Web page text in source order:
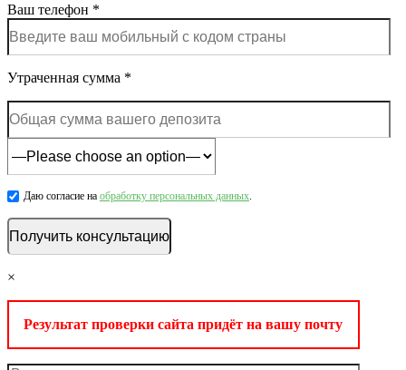
Ваш телефон *
Утраченная сумма *
Даю согласие на обработку персональных данных.
×
Результат проверки сайта придёт на вашу почту